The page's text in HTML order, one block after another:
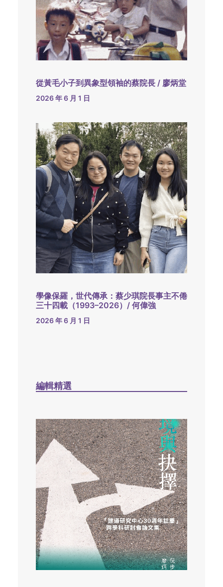
從黃毛小子到異象型領袖的蔡院長 / 廖炳堂
2026 年 6 月 1 日
學像保羅，世代傳承：蔡少琪院長事主不倦
三十四載（1993–2026）/ 何偉強
2026 年 6 月 1 日
編輯精選